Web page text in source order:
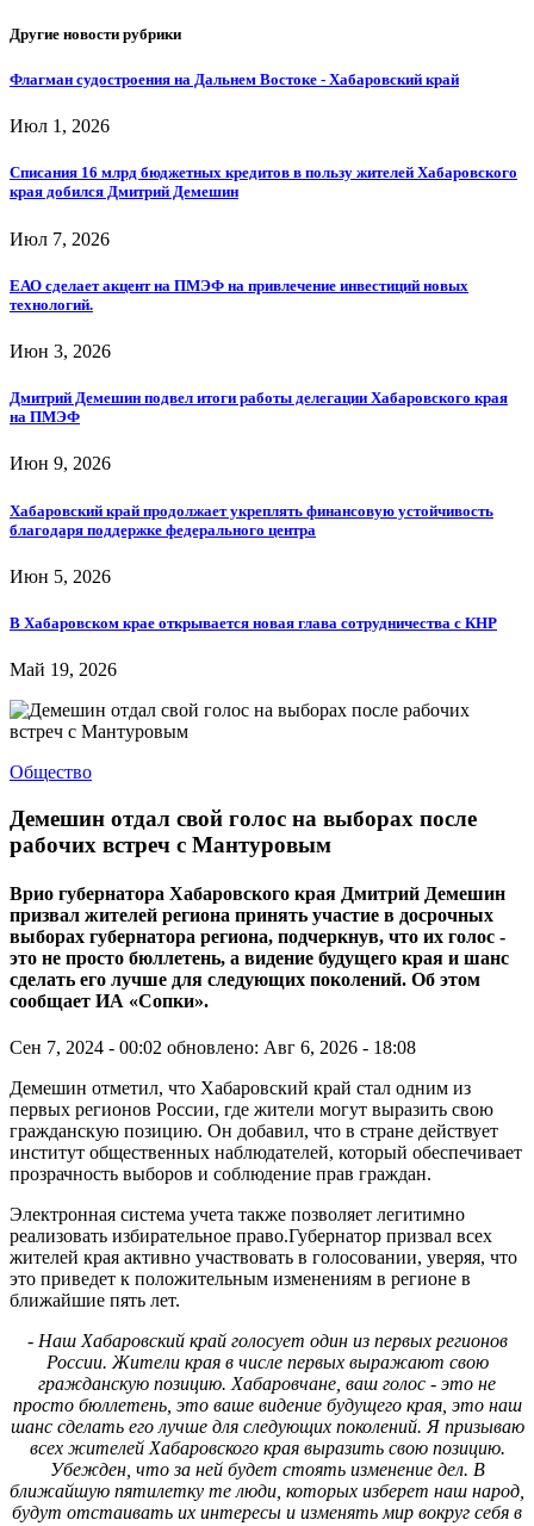
Другие новости рубрики
Флагман судостроения на Дальнем Востоке - Хабаровский край
Июл 1, 2026
Списания 16 млрд бюджетных кредитов в пользу жителей Хабаровского
края добился Дмитрий Демешин
Июл 7, 2026
ЕАО сделает акцент на ПМЭФ на привлечение инвестиций новых
технологий.
Июн 3, 2026
Дмитрий Демешин подвел итоги работы делегации Хабаровского края
на ПМЭФ
Июн 9, 2026
Хабаровский край продолжает укреплять финансовую устойчивость
благодаря поддержке федерального центра
Июн 5, 2026
В Хабаровском крае открывается новая глава сотрудничества с КНР
Май 19, 2026
Общество
Демешин отдал свой голос на выборах после
рабочих встреч с Мантуровым
Врио губернатора Хабаровского края Дмитрий Демешин
призвал жителей региона принять участие в досрочных
выборах губернатора региона, подчеркнув, что их голос -
это не просто бюллетень, а видение будущего края и шанс
сделать его лучше для следующих поколений. Об этом
сообщает ИА «Сопки».
Сен 7, 2024 - 00:02 обновлено: Авг 6, 2026 - 18:08
Демешин отметил, что Хабаровский край стал одним из
первых регионов России, где жители могут выразить свою
гражданскую позицию. Он добавил, что в стране действует
институт общественных наблюдателей, который обеспечивает
прозрачность выборов и соблюдение прав граждан.
Электронная система учета также позволяет легитимно
реализовать избирательное право.Губернатор призвал всех
жителей края активно участвовать в голосовании, уверяя, что
это приведет к положительным изменениям в регионе в
ближайшие пять лет.
- Наш Хабаровский край голосует один из первых регионов
России. Жители края в числе первых выражают свою
гражданскую позицию. Хабаровчане, ваш голос - это не
просто бюллетень, это ваше видение будущего края, это наш
шанс сделать его лучше для следующих поколений. Я призываю
всех жителей Хабаровского края выразить свою позицию.
Убежден, что за ней будет стоять изменение дел. В
ближайшую пятилетку те люди, которых изберет наш народ,
будут отстаивать их интересы и изменять мир вокруг себя в